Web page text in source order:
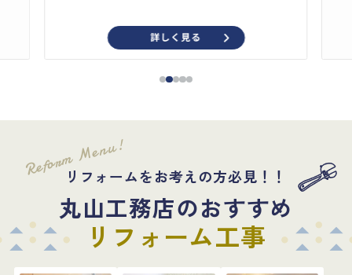
詳しく見る
Reform Menu!
リフォームをお考えの方必見！！
丸山工務店のおすすめ
リフォーム工事